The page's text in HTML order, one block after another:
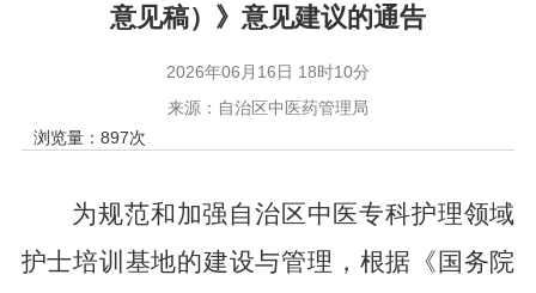
意见稿）》意见建议的通告
2026年06月16日 18时10分
来源：自治区中医药管理局
浏览量： 897次
为规范和加强自治区中医专科护理领域
护士培训基地的建设与管理，根据《国务院